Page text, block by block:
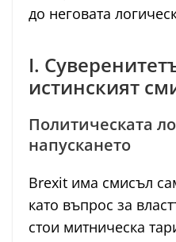
до неговата
I.
истинският
Политическата
напускането
Brexit има смисъл
като въпрос за
стои митническа